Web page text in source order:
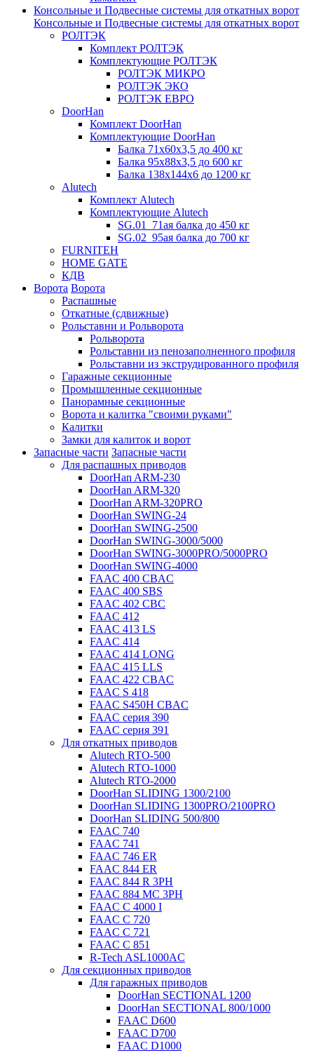
Консольные и Подвесные системы для откатных ворот
Консольные и Подвесные системы для откатных ворот
РОЛТЭК
Комплект РОЛТЭК
Комплектующие РОЛТЭК
РОЛТЭК МИКРО
РОЛТЭК ЭКО
РОЛТЭК ЕВРО
DoorHan
Комплект DoorHan
Комплектующие DoorHan
Балка 71х60х3,5 до 400 кг
Балка 95х88х3,5 до 600 кг
Балка 138х144х6 до 1200 кг
Alutech
Комплект Alutech
Комплектующие Alutech
SG.01_71ая балка до 450 кг
SG.02_95ая балка до 700 кг
FURNITEH
HOME GATE
КДВ
Ворота Ворота
Распашные
Откатные (сдвижные)
Рольставни и Рольворота
Рольворота
Рольставни из пенозаполненного профиля
Рольставни из экструдированного профиля
Гаражные секционные
Промышленные секционные
Панорамные секционные
Ворота и калитка "своими руками"
Калитки
Замки для калиток и ворот
Запасные части Запасные части
Для распашных приводов
DoorHan ARM-230
DoorHan ARM-320
DoorHan ARM-320PRO
DoorHan SWING-24
DoorHan SWING-2500
DoorHan SWING-3000/5000
DoorHan SWING-3000PRO/5000PRO
DoorHan SWING-4000
FAAC 400 CBAC
FAAC 400 SBS
FAAC 402 CBC
FAAC 412
FAAC 413 LS
FAAC 414
FAAC 414 LONG
FAAC 415 LLS
FAAC 422 CBAC
FAAC S 418
FAAC S450H CBAC
FAAC серия 390
FAAC серия 391
Для откатных приводов
Alutech RTO-500
Alutech RTO-1000
Alutech RTO-2000
DoorHan SLIDING 1300/2100
DoorHan SLIDING 1300PRO/2100PRO
DoorHan SLIDING 500/800
FAAC 740
FAAC 741
FAAC 746 ER
FAAC 844 ER
FAAC 844 R 3PH
FAAC 884 MC 3PH
FAAC C 4000 I
FAAC C 720
FAAC C 721
FAAC C 851
R-Tech ASL1000AC
Для секционных приводов
Для гаражных приводов
DoorHan SECTIONAL 1200
DoorHan SECTIONAL 800/1000
FAAC D600
FAAC D700
FAAC D1000